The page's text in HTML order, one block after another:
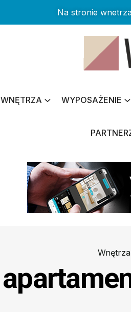
Na stronie
WNĘTRZA WYPOSAŻENIE